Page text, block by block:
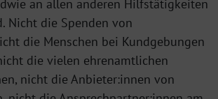
an allen anderen Hilfstätigkeiten
Nicht die Spenden von
die Menschen bei Kundgebungen
die vielen ehrenamtlichen
nicht die Anbieter:innen von